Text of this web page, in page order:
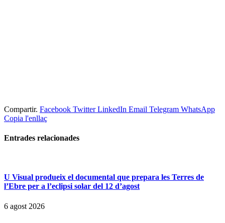
Compartir. Facebook Twitter LinkedIn Email Telegram WhatsApp
Copia l'enllaç
Entrades relacionades
U Visual produeix el documental que prepara les Terres de
l’Ebre per a l’eclipsi solar del 12 d’agost
6 agost 2026